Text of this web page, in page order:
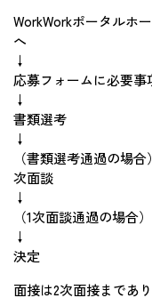
WorkWorkポータルホ
へ
↓
応募フォームに必要事
↓
書類選考
↓
（書類選考通過の場
次面談
↓
（1次面談通過の場合
↓
決定
面接は2次面接まであ